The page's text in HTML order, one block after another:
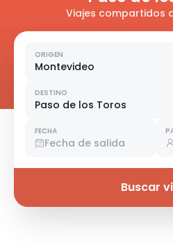
Viajes compartidos
ORIGEN
Montevideo
DESTINO
Paso de los Toros
FECHA
Fecha de salida
Buscar